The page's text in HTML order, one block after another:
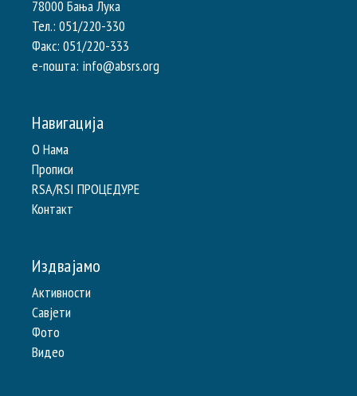
78000 Бања Лука
Тел.: 051/220-330
Факс: 051/220-333
e-пошта: info@absrs.org
Навигација
О Нама
Прописи
RSA/RSI ПРОЦЕДУРЕ
Контакт
Издвајамо
Активности
Савјети
Фото
Видео